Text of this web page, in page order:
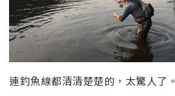
連釣魚線都清清楚楚的，太驚人了。